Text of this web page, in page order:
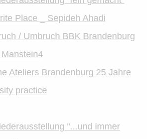
Place _ Sepideh Ahadi
/ Umbruch BBK Brandenburg
Ateliers Brandenburg 25 Jahre
practice
"...und immer